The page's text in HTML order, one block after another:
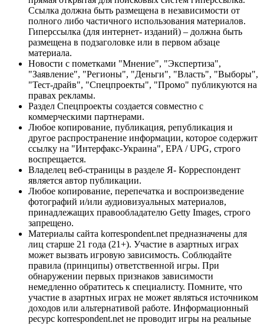
Ссылка должна быть размещена в независимости от
полного либо частичного использования материалов.
Гиперссылка (для интернет- изданий) – должна быть
размещена в подзаголовке или в первом абзаце
материала.
Новости с пометками "Мнение", "Экспертиза",
"Заявление", "Регионы", "Деньги", "Власть", "Выборы",
"Тест-драйв", "Спецпроекты", "Промо" публикуются на
правах рекламы.
Раздел Спецпроекты создается совместно с
коммерческими партнерами.
Любое копирование, публикация, републикация и
другое распространение информации, которое содержит
ссылку на "Интерфакс-Украина", EPA / UPG, строго
воспрещается.
Владелец веб-страницы в разделе Я- Корреспондент
является автор публикации.
Любое копирование, перепечатка и воспроизведение
фотографий и/или аудиовизуальных материалов,
принадлежащих правообладателю Getty Images, строго
запрещено.
Материалы сайта korrespondent.net предназначены для
лиц старше 21 года (21+). Участие в азартных играх
может вызвать игровую зависимость. Соблюдайте
правила (принципы) ответственной игры. При
обнаружении первых признаков зависимости
немедленно обратитесь к специалисту. Помните, что
участие в азартных играх не может являться источником
доходов или альтернативой работе. Информационный
ресурс korrespondent.net не проводит игры на реальные